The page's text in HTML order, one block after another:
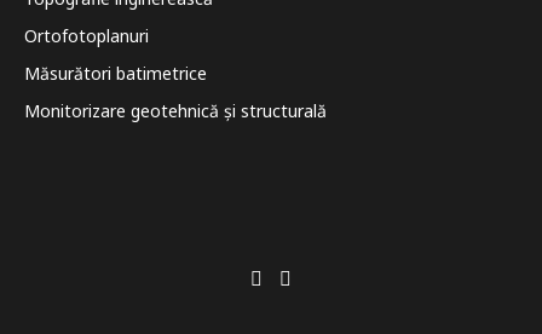
Ortofotoplanuri
Măsurători batimetrice
Monitorizare geotehnică și structurală